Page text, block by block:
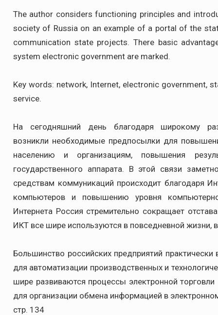
The author considers functioning principles and
society of Russia on an example of a portal of the
communication state projects. There basic
system electronic government are marked.
Key words: network, Internet, electronic government,
service.
На сегодняшний день благодаря широкому
возникли необходимые предпосылки для
населению и организациям, повышения
государственного аппарата. В этой связи
средствам коммуникаций происходит благодаря
компьютеров и повышению уровня
Интернета Россия стремительно сокращает
ИКТ все шире используются в повседневной жизни,
Большинство российских предприятий
для автоматизации производственных и
шире развиваются процессы электронной
для организации обмена информацией в
стр. 134